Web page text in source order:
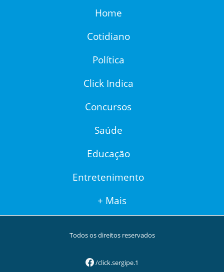
Home
Cotidiano
Política
Click Indica
Concursos
Saúde
Educação
Entretenimento
+ Mais
Todos os direitos reservados
/click.sergipe.1